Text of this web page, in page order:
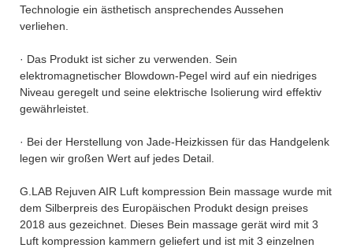
Technologie ein ästhetisch ansprechendes Aussehen
verliehen.
· Das Produkt ist sicher zu verwenden. Sein
elektromagnetischer Blowdown-Pegel wird auf ein niedriges
Niveau geregelt und seine elektrische Isolierung wird effektiv
gewährleistet.
· Bei der Herstellung von Jade-Heizkissen für das Handgelenk
legen wir großen Wert auf jedes Detail.
G.LAB Rejuven AIR Luft kompression Bein massage wurde mit
dem Silberpreis des Europäischen Produkt design preises
2018 aus gezeichnet. Dieses Bein massage gerät wird mit 3
Luft kompression kammern geliefert und ist mit 3 einzelnen